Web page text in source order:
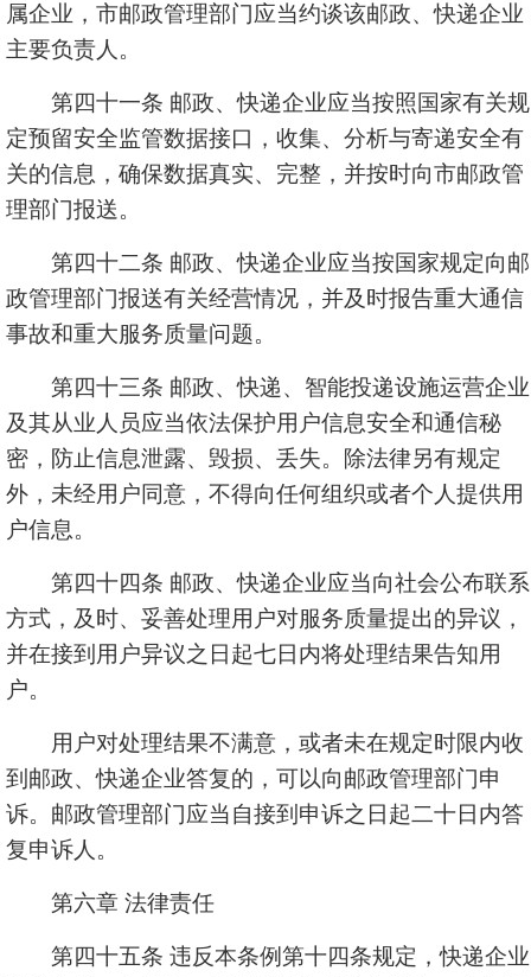
属企业，市邮政管理部门应当约谈该邮政、快递企业
主要负责人。
第四十一条 邮政、快递企业应当按照国家有关规
定预留安全监管数据接口，收集、分析与寄递安全有
关的信息，确保数据真实、完整，并按时向市邮政管
理部门报送。
第四十二条 邮政、快递企业应当按国家规定向邮
政管理部门报送有关经营情况，并及时报告重大通信
事故和重大服务质量问题。
第四十三条 邮政、快递、智能投递设施运营企业
及其从业人员应当依法保护用户信息安全和通信秘
密，防止信息泄露、毁损、丢失。除法律另有规定
外，未经用户同意，不得向任何组织或者个人提供用
户信息。
第四十四条 邮政、快递企业应当向社会公布联系
方式，及时、妥善处理用户对服务质量提出的异议，
并在接到用户异议之日起七日内将处理结果告知用
户。
用户对处理结果不满意，或者未在规定时限内收
到邮政、快递企业答复的，可以向邮政管理部门申
诉。邮政管理部门应当自接到申诉之日起二十日内答
复申诉人。
第六章 法律责任
第四十五条 违反本条例第十四条规定，快递企业